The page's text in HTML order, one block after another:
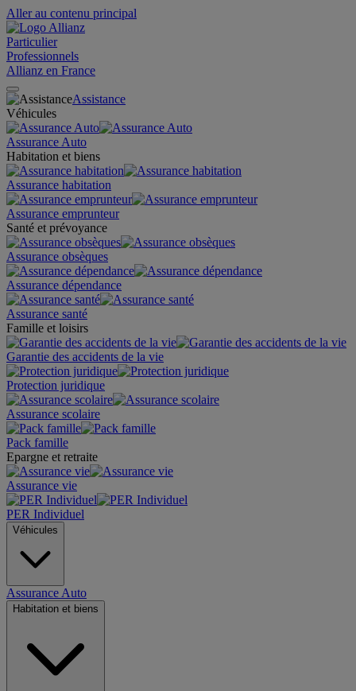
Aller au contenu principal
Particulier
Professionnels
Allianz en France
Assistance
Véhicules
Assurance Auto
Habitation et biens
Assurance habitation
Assurance emprunteur
Santé et prévoyance
Assurance obsèques
Assurance dépendance
Assurance santé
Famille et loisirs
Garantie des accidents de la vie
Protection juridique
Assurance scolaire
Pack famille
Epargne et retraite
Assurance vie
PER Individuel
Véhicules
Assurance Auto
Habitation et biens